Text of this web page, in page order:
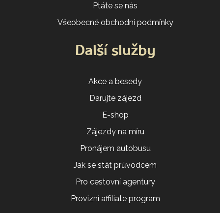
Ptáte se nás
Všeobecné obchodní podmínky
Další služby
Akce a besedy
Darujte zájezd
E-shop
Zájezdy na míru
Pronájem autobusu
Jak se stát průvodcem
Pro cestovní agentury
Provizní affiliate program